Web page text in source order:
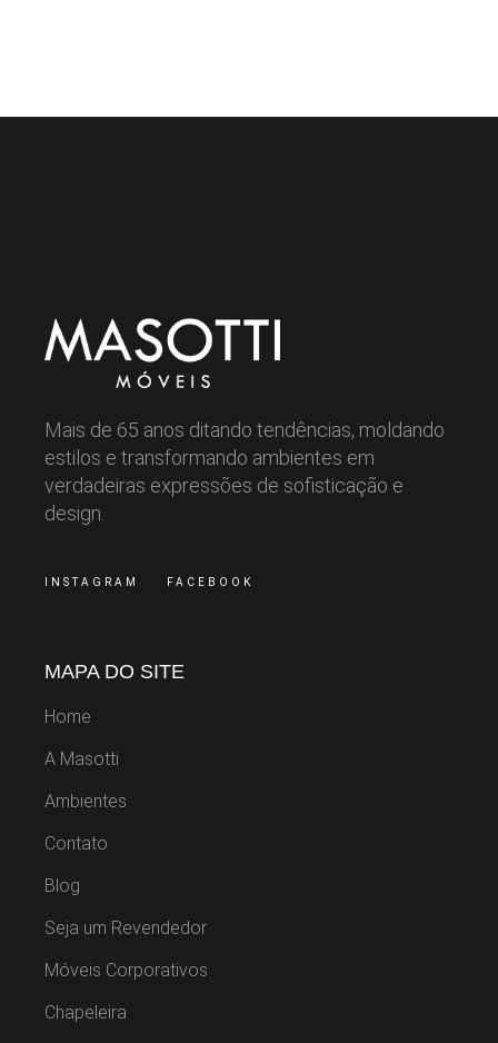
Mais de 65 anos ditando tendências, moldando
estilos e transformando ambientes em
verdadeiras expressões de sofisticação e
design.
INSTAGRAM FACEBOOK
MAPA DO SITE
Home
A Masotti
Ambientes
Contato
Blog
Seja um Revendedor
Móveis Corporativos
Chapeleira